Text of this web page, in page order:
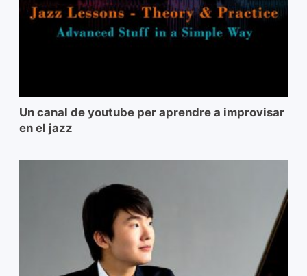
Un canal de youtube per aprendre a improvisar
en el jazz